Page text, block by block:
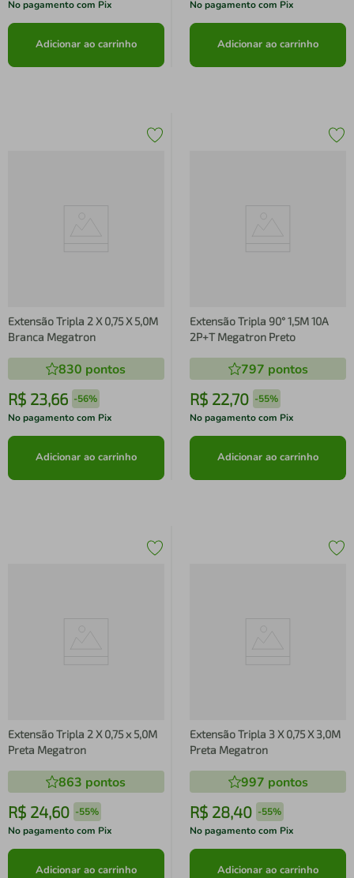
No pagamento com Pix
Adicionar ao carrinho
No pagamento com Pix
Adicionar ao carrinho
Extensão Tripla 2 X 0,75 X 5,0M
Branca Megatron
830 pontos
R$ 23,66 -56%
No pagamento com Pix
Adicionar ao carrinho
Extensão Tripla 90° 1,5M 10A
2P+T Megatron Preto
797 pontos
R$ 22,70 -55%
No pagamento com Pix
Adicionar ao carrinho
Extensão Tripla 2 X 0,75 x 5,0M
Preta Megatron
863 pontos
R$ 24,60 -55%
No pagamento com Pix
Adicionar ao carrinho
Extensão Tripla 3 X 0,75 X 3,0M
Preta Megatron
997 pontos
R$ 28,40 -55%
No pagamento com Pix
Adicionar ao carrinho